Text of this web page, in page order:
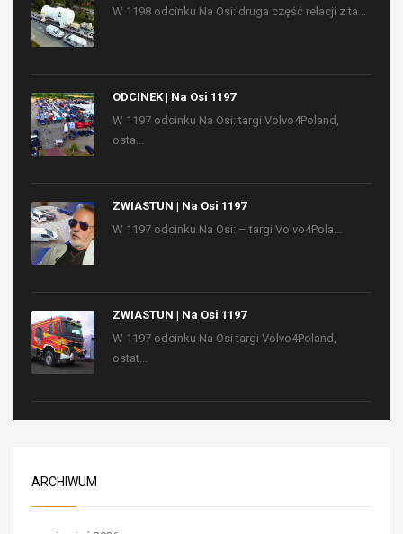
W 1198 odcinku Na Osi: druga część relacji z ta...
ODCINEK | Na Osi 1197
W 1197 odcinku Na Osi: targi Volvo4Poland,
osta...
ZWIASTUN | Na Osi 1197
W 1197 odcinku Na Osi: – targi Volvo4Pola...
ZWIASTUN | Na Osi 1197
W 1197 odcinku Na Osi targi Volvo4Poland,
ostat...
ARCHIWUM